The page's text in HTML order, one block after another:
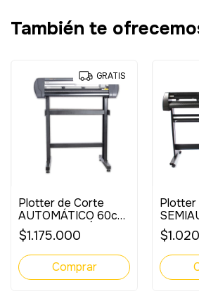
También te
GRATIS
Plotter de Corte
AUTOMÁTICO 60cm
| Con Lector Óptico
$1.175.000
Plotter
120cm
Guía